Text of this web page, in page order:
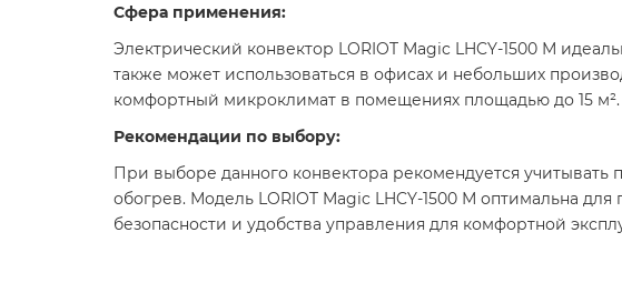
Сфера применения:
Электрический конвектор LORIOT Magic LHCY-1500 М
также может использоваться в офисах и небольших
комфортный микроклимат в помещениях площадью до 15 м².​
Рекомендации по выбору:
При выборе данного конвектора рекомендуется
обогрев. Модель LORIOT Magic LHCY-1500 М оптимальна
безопасности и удобства управления для комфортной